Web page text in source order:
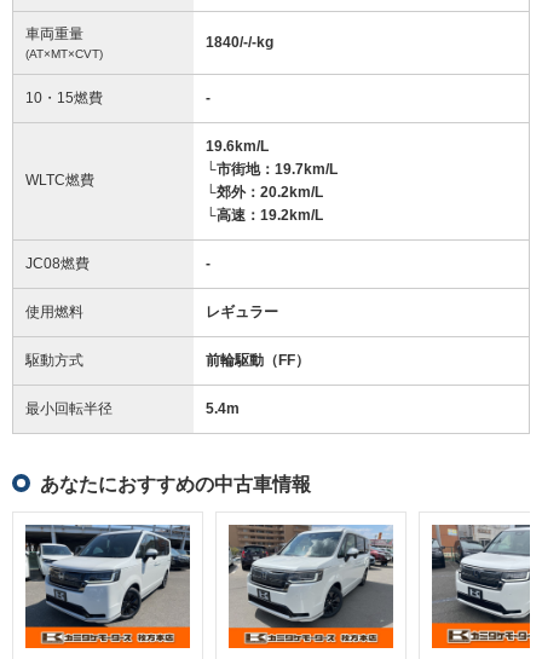
車両重量
(AT×MT×CVT)
1840/-/-kg
10・15燃費 -
WLTC燃費
19.6km/L
└市街地：19.7km/L
└郊外：20.2km/L
└高速：19.2km/L
JC08燃費 -
使用燃料 レギュラー
駆動方式 前輪駆動（FF）
最小回転半径 5.4m
あなたにおすすめの中古車情報